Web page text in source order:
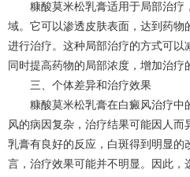
糠酸莫米松乳膏适用于局部治疗
域。它可以渗透皮肤表面，达到药物
进行治疗。这种局部治疗的方式可以
同时提高药物的局部浓度，增加治疗
三、个体差异和治疗效果
糠酸莫米松乳膏在白癜风治疗中
风的病因复杂，治疗结果可能因人
乳膏有良好的反应，白斑得到明显的
言，治疗效果可能并不明显。因此，